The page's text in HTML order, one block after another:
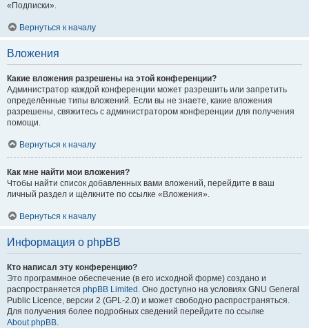
«Подписки».
Вернуться к началу
Вложения
Какие вложения разрешены на этой конференции?
Администратор каждой конференции может разрешить или запретить
определённые типы вложений. Если вы не знаете, какие вложения
разрешены, свяжитесь с администратором конференции для получения
помощи.
Вернуться к началу
Как мне найти мои вложения?
Чтобы найти список добавленных вами вложений, перейдите в ваш
личный раздел и щёлкните по ссылке «Вложения».
Вернуться к началу
Информация о phpBB
Кто написал эту конференцию?
Это программное обеспечение (в его исходной форме) создано и
распространяется phpBB Limited . Оно доступно на условиях GNU General
Public Licence, версии 2 (GPL-2.0) и может свободно распространяться.
Для получения более подробных сведений перейдите по ссылке
About phpBB.